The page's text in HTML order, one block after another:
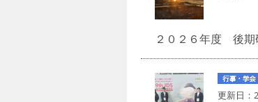
２０２６年度 後
更新日：